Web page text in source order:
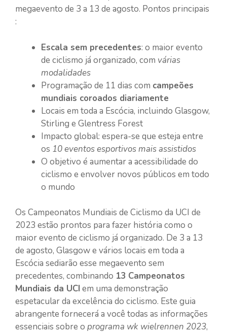
megaevento de 3 a 13 de agosto. Pontos principais
:
Escala sem precedentes: o maior evento
de ciclismo já organizado, com várias
modalidades
Programação de 11 dias com campeões
mundiais coroados diariamente
Locais em toda a Escócia, incluindo Glasgow,
Stirling e Glentress Forest
Impacto global: espera-se que esteja entre
os 10 eventos esportivos mais assistidos
O objetivo é aumentar a acessibilidade do
ciclismo e envolver novos públicos em todo
o mundo
Os Campeonatos Mundiais de Ciclismo da UCI de
2023 estão prontos para fazer história como o
maior evento de ciclismo já organizado. De 3 a 13
de agosto, Glasgow e vários locais em toda a
Escócia sediarão esse megaevento sem
precedentes, combinando 13 Campeonatos
Mundiais da UCI em uma demonstração
espetacular da excelência do ciclismo. Este guia
abrangente fornecerá a você todas as informações
essenciais sobre o programa wk wielrennen 2023,